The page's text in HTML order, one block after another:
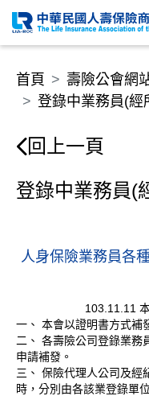
登錄中業務
首頁
壽險公會網
登錄中業務員(經
回上一頁
登錄中業務員(
人身保險業務員各
103.11.11
一、 本會以證明書方式補
二、 各壽險公司登錄業務
申請補發。
三、 保險代理人公司及經
時，分別由各該業登錄單